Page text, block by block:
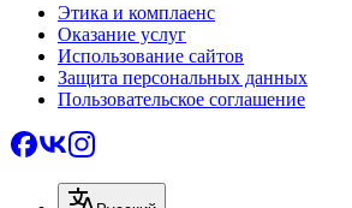
Этика и комплаенс
Оказание услуг
Использование сайтов
Защита персональных данных
Пользовательское соглашение